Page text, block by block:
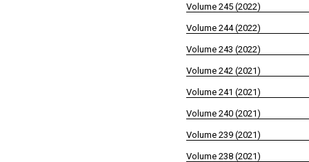
Volume 245 (2022)
Volume 244 (2022)
Volume 243 (2022)
Volume 242 (2021)
Volume 241 (2021)
Volume 240 (2021)
Volume 239 (2021)
Volume 238 (2021)